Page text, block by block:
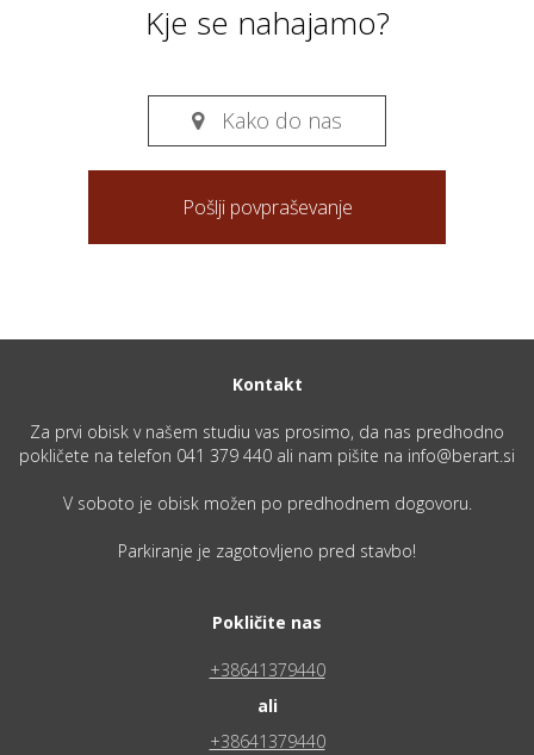
Kje se nahajamo?
 Kako do nas
Pošlji povpraševanje
Kontakt
Za prvi obisk v našem studiu vas prosimo, da nas predhodno
pokličete na telefon 041 379 440 ali nam pišite na info@berart.si
V soboto je obisk možen po predhodnem dogovoru.
Parkiranje je zagotovljeno pred stavbo!
Pokličite nas
+38641379440
ali
+38641379440